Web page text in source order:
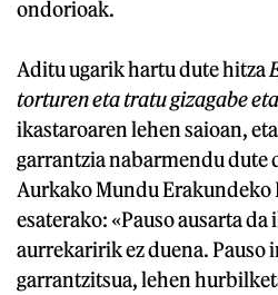
ondorioak.
Aditu ugarik hartu dute hitza
torturen eta tratu gizagabe
ikastaroaren lehen saioan,
garrantzia nabarmendu dute
Aurkako Mundu Erakundeko
esaterako: «Pauso ausarta da
aurrekaririk ez duena. Pauso
garrantzitsua, lehen